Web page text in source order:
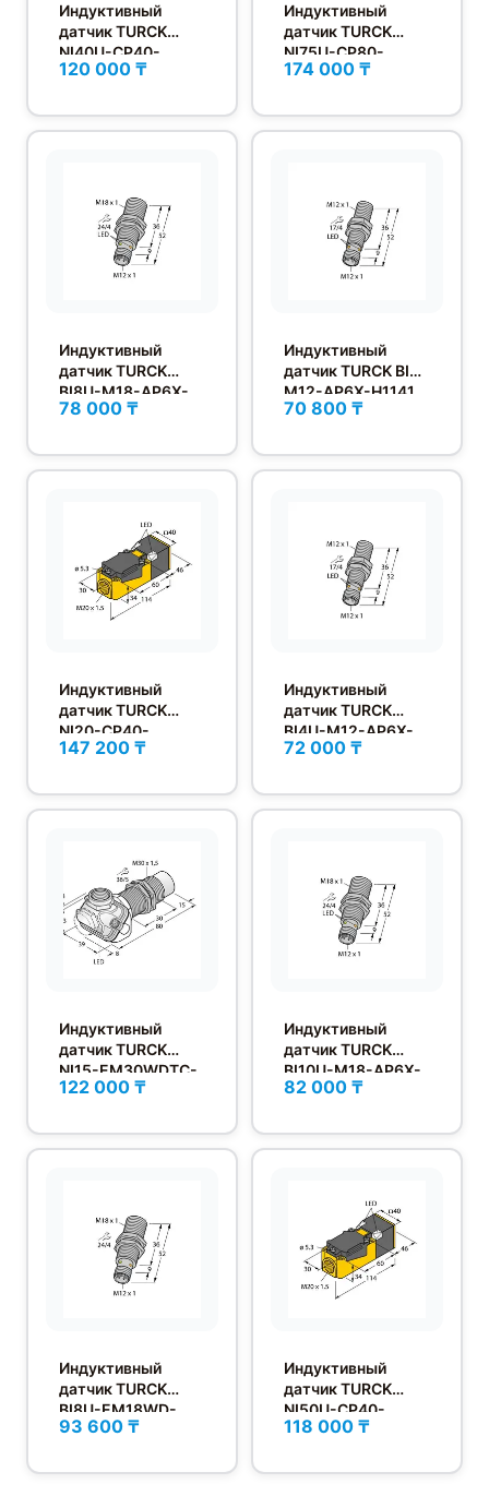
Индуктивный
датчик TURCK
NI40U-CP40-
VP4X2
120 000 ₸
Индуктивный
датчик TURCK
NI75U-CP80-
AP6X2-H1141
174 000 ₸
Индуктивный
датчик TURCK
BI8U-M18-AP6X-
H1141
78 000 ₸
Индуктивный
датчик TURCK BI4-
M12-AP6X-H1141
70 800 ₸
Индуктивный
датчик TURCK
NI20-CP40-
VP4X2/S97
147 200 ₸
Индуктивный
датчик TURCK
BI4U-M12-AP6X-
H1141
72 000 ₸
Индуктивный
датчик TURCK
NI15-EM30WDTC-
Y1X
122 000 ₸
Индуктивный
датчик TURCK
BI10U-M18-AP6X-
H1141
82 000 ₸
Индуктивный
датчик TURCK
BI8U-EM18WD-
AP6X-H1141
93 600 ₸
Индуктивный
датчик TURCK
NI50U-CP40-
AP6X2
118 000 ₸